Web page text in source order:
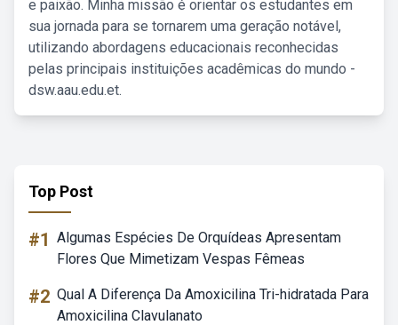
e paixão. Minha missão é orientar os estudantes em
sua jornada para se tornarem uma geração notável,
utilizando abordagens educacionais reconhecidas
pelas principais instituições acadêmicas do mundo -
dsw.aau.edu.et.
Top Post
#1 Algumas Espécies De Orquídeas Apresentam
Flores Que Mimetizam Vespas Fêmeas
#2 Qual A Diferença Da Amoxicilina Tri-hidratada Para
Amoxicilina Clavulanato